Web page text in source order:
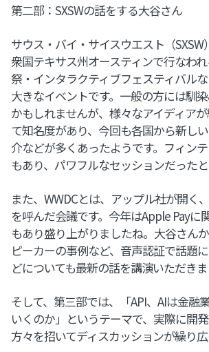
第二部：SXSWの話をする大谷さん
サウス・バイ・サイスウエスト（
衆国テキサス州オースティンで行なわ
祭・インタラクティブフェスティバル
大きなイベントです。一般の方には馴
かもしれませんが、様々なアイディア
て知名度があり、今回も各国から新し
介などが多くあったようです。フィン
もあり、パワフルなセッションだったと
また、WWDCとは、アップル社が開く
を呼んだ会議です。今年はApple Payに
もあり盛り上がりましたね。大谷さん
ピーカーの事例など、音声認証で話題
どについても最新の話を講演いただきま
そして、第三部では、「API、AIは金融
いくのか」というテーマで、実際に開
方々を招いてディスカッションが繰り広